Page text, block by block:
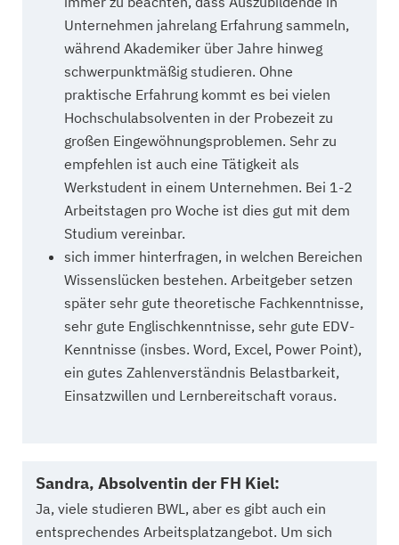
Unternehmen jahrelang Erfahrung sammeln,
während Akademiker über Jahre hinweg
schwerpunktmäßig studieren. Ohne
praktische Erfahrung kommt es bei vielen
Hochschulabsolventen in der Probezeit zu
großen Eingewöhnungsproblemen. Sehr zu
empfehlen ist auch eine Tätigkeit als
Werkstudent in einem Unternehmen. Bei 1-2
Arbeitstagen pro Woche ist dies gut mit dem
Studium vereinbar.
sich immer hinterfragen, in welchen Bereichen
Wissenslücken bestehen. Arbeitgeber setzen
später sehr gute theoretische Fachkenntnisse,
sehr gute Englischkenntnisse, sehr gute EDV-
Kenntnisse (insbes. Word, Excel, Power Point),
ein gutes Zahlenverständnis Belastbarkeit,
Einsatzwillen und Lernbereitschaft voraus.
Sandra, Absolventin der FH Kiel:
Ja, viele studieren BWL, aber es gibt auch ein
entsprechendes Arbeitsplatzangebot. Um sich